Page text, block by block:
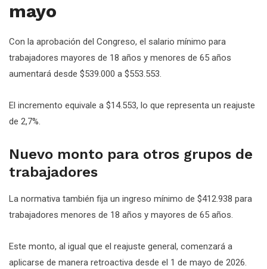
mayo
Con la aprobación del Congreso, el salario mínimo para
trabajadores mayores de 18 años y menores de 65 años
aumentará desde $539.000 a $553.553.
El incremento equivale a $14.553, lo que representa un reajuste
de 2,7%.
Nuevo monto para otros grupos de
trabajadores
La normativa también fija un ingreso mínimo de $412.938 para
trabajadores menores de 18 años y mayores de 65 años.
Este monto, al igual que el reajuste general, comenzará a
aplicarse de manera retroactiva desde el 1 de mayo de 2026.